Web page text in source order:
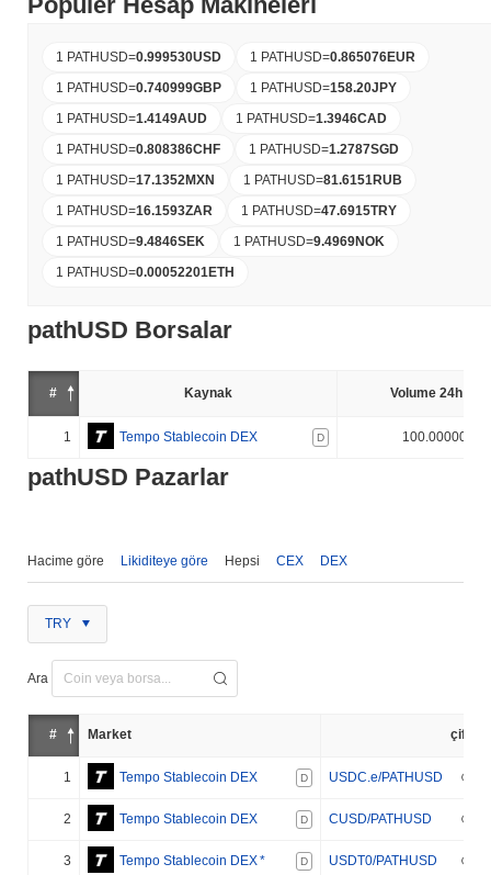
1 PATHUSD=0.999530USD 1 PATHUSD=0.865076EUR
1 PATHUSD=0.740999GBP 1 PATHUSD=158.20JPY
1 PATHUSD=1.4149AUD 1 PATHUSD=1.3946CAD
1 PATHUSD=0.808386CHF 1 PATHUSD=1.2787SGD
1 PATHUSD=17.1352MXN 1 PATHUSD=81.6151RUB
1 PATHUSD=16.1593ZAR 1 PATHUSD=47.6915TRY
1 PATHUSD=9.4846SEK 1 PATHUSD=9.4969NOK
1 PATHUSD=0.00052201ETH
pathUSD Borsalar
# Kaynak Volume 24h (%)
1 Tempo Stablecoin DEX D 100.000000%
pathUSD Pazarlar
Hacime göre Likiditeye göre Hepsi CEX DEX
TRY
Ara
# Market çift
1 Tempo Stablecoin DEX D USDC.e/PATHUSD
2 Tempo Stablecoin DEX D CUSD/PATHUSD
3 Tempo Stablecoin DEX* D USDT0/PATHUSD